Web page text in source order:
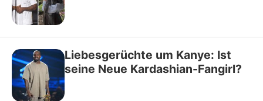
Liebesgerüchte um Kanye: Ist
seine Neue Kardashian-Fangirl?